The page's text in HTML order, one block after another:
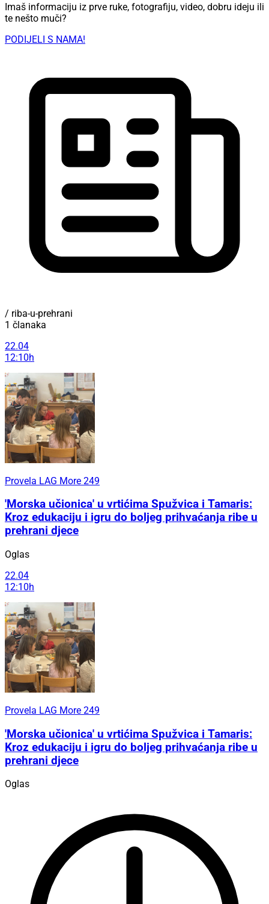
Imaš informaciju iz prve ruke, fotografiju, video, dobru ideju ili
te nešto muči?
PODIJELI S NAMA!
/ riba-u-prehrani
1 članaka
22.04
12:10h
Provela LAG More 249
'Morska učionica' u vrtićima Spužvica i Tamaris:
Kroz edukaciju i igru do boljeg prihvaćanja ribe u
prehrani djece
Oglas
22.04
12:10h
Provela LAG More 249
'Morska učionica' u vrtićima Spužvica i Tamaris:
Kroz edukaciju i igru do boljeg prihvaćanja ribe u
prehrani djece
Oglas